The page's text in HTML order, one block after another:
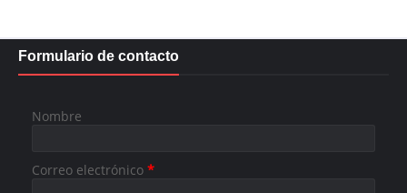
Formulario de contacto
Nombre
Correo electrónico *